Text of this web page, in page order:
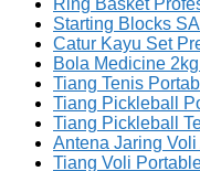
Starting Blocks
Catur Kayu Set
Bola Medicine
Tiang Tenis
Tiang Pickleball
Tiang Pickleball
Antena Jaring Voli
Tiang Voli